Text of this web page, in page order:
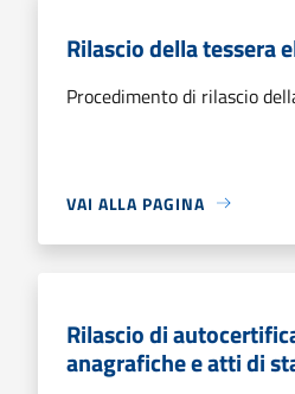
Rilascio della tessera
Procedimento di rilascio
VAI ALLA PAGINA
Rilascio di
anagrafiche e atti di